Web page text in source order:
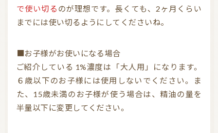
で使い切る のが理想です。長くても、2ヶ月くらい
までには使い切るようにしてくださいね。
■お子様がお使いになる場合
ご紹介している 1%濃度は「大人用」になります。
６歳以下のお子様には使用しないでください。ま
た、15歳未満のお子様が使う場合は、精油の量を
半量以下に変更してください。